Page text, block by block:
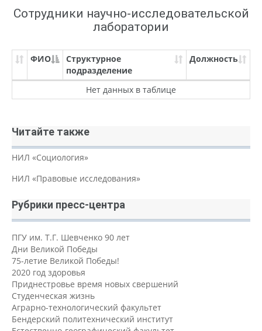
Сотрудники научно-исследовательской
лаборатории
ФИО
Структурное
подразделение
Должность
Нет данных в таблице
Читайте также
НИЛ «Социология»
НИЛ «Правовые исследования»
Рубрики пресс-центра
ПГУ им. Т.Г. Шевченко 90 лет
Дни Великой Победы
75-летие Великой Победы!
2020 год здоровья
Приднестровье время новых свершений
Студенческая жизнь
Аграрно-технологический факультет
Бендерский политехнический институт